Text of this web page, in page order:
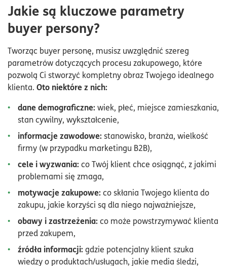
Jakie są kluczowe parametry
buyer persony?
Tworząc buyer personę, musisz uwzględnić szereg
parametrów dotyczących procesu zakupowego, które
pozwolą Ci stworzyć kompletny obraz Twojego idealnego
klienta. Oto niektóre z nich:
dane demograficzne:wiek, płeć, miejsce zamieszkania,
stan cywilny, wykształcenie,
informacje zawodowe: stanowisko, branża, wielkość
firmy (w przypadku marketingu B2B),
cele i wyzwania:co Twój klient chce osiągnąć, z jakimi
problemami się zmaga,
motywacje zakupowe:co skłania Twojego klienta do
zakupu, jakie korzyści są dla niego najważniejsze,
obawy i zastrzeżenia:co może powstrzymywać klienta
przed zakupem,
źródła informacji:gdzie potencjalny klient szuka
wiedzy o produktach/usługach, jakie media śledzi,